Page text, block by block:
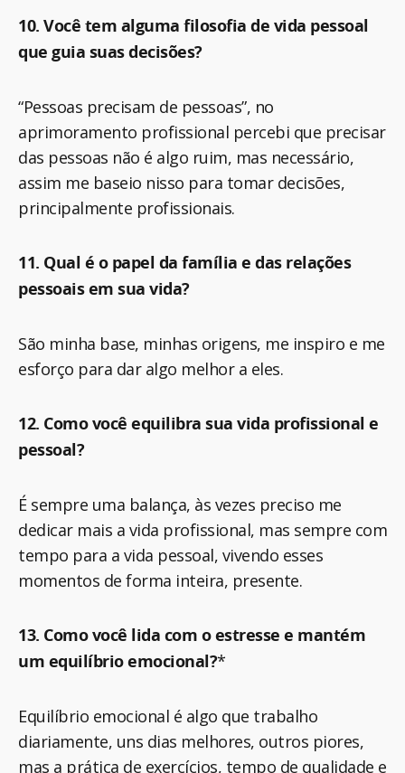
10. Você tem alguma filosofia de vida pessoal
que guia suas decisões?
“Pessoas precisam de pessoas”, no
aprimoramento profissional percebi que precisar
das pessoas não é algo ruim, mas necessário,
assim me baseio nisso para tomar decisões,
principalmente profissionais.
11. Qual é o papel da família e das relações
pessoais em sua vida?
São minha base, minhas origens, me inspiro e me
esforço para dar algo melhor a eles.
12. Como você equilibra sua vida profissional e
pessoal?
É sempre uma balança, às vezes preciso me
dedicar mais a vida profissional, mas sempre com
tempo para a vida pessoal, vivendo esses
momentos de forma inteira, presente.
13. Como você lida com o estresse e mantém
um equilíbrio emocional?*
Equilíbrio emocional é algo que trabalho
diariamente, uns dias melhores, outros piores,
mas a prática de exercícios, tempo de qualidade e